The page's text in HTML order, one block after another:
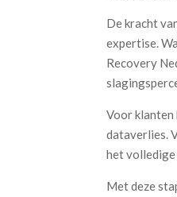
De kracht
expertise.
Recovery
Voor
dataverlies.
het volledige
Met deze